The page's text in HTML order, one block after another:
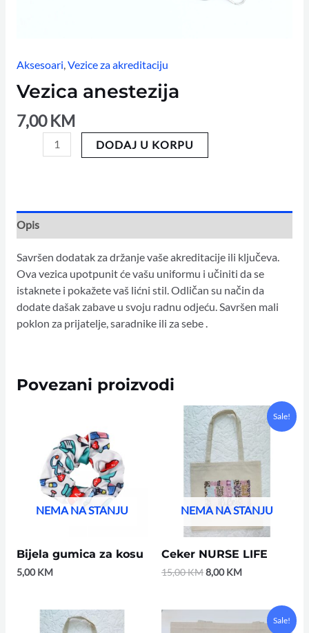
Aksesoari,Vezice za akreditaciju
Vezica anestezija
7,00KM
DODAJ U KORPU
Opis
Savršen dodatak za držanje vaše akreditacije ili ključeva.
Ova vezica upotpunit će vašu uniformu i učiniti da se
istaknete i pokažete vaš lićni stil. Odličan su način da
dodate dašak zabave u svoju radnu odjeću. Savršen mali
poklon za prijatelje, saradnike ili za sebe .
Povezani proizvodi
NEMA NA STANJU
Bijela gumica za kosu
5,00KM
Sale!
NEMA NA STANJU
Ceker NURSE LIFE
15,00KM
Original
price
was:
15,00 KM.
8,00KM
Current
price
is:
8,00 KM.
Sale!
Current